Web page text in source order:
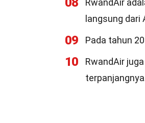
RwandAir
langsung dari
09 Pada tahun
10
RwandAir